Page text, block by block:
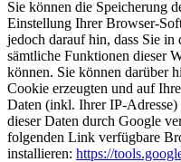
Sie können die Speicherung
Einstellung Ihrer Browser-
jedoch darauf hin, dass Sie in
sämtliche Funktionen dieser
können. Sie können darüber
Cookie erzeugten und auf
Daten (inkl. Ihrer IP-
dieser Daten durch Google
folgenden Link verfügbare
installieren: https://